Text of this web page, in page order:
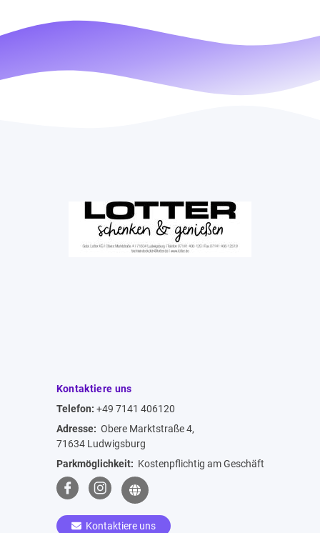
Kontaktiere uns
Telefon: +49 7141 406120
Adresse: Obere Marktstraße 4,
71634 Ludwigsburg
Parkmöglichkeit: Kostenpflichtig am Geschäft
Kontaktiere uns